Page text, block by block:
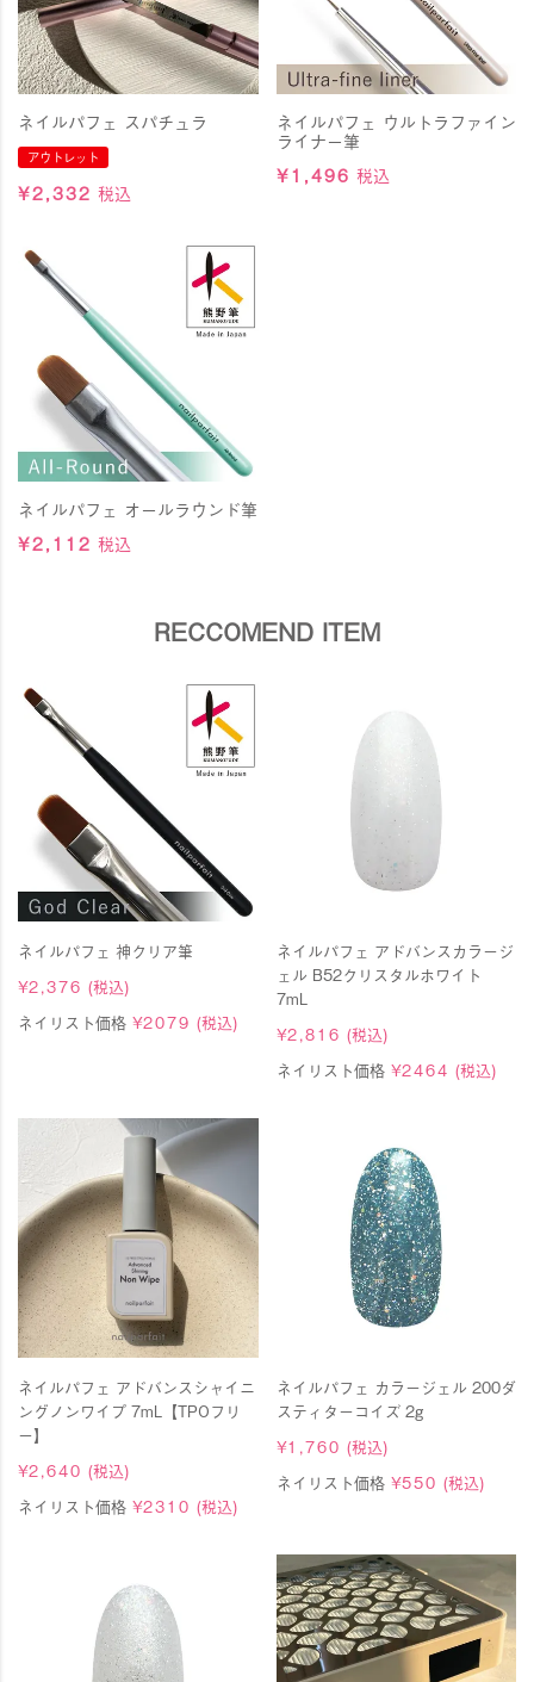
ネイルパフェ スパチュラ
アウトレット
¥2,332 税込
ネイルパフェ ウルトラファイン
ライナー筆
¥1,496 税込
ネイルパフェ オールラウンド筆
¥2,112 税込
RECCOMEND ITEM
ネイルパフェ 神クリア筆
¥2,376 (税込)
ネイリスト価格 ¥2079 (税込)
ネイルパフェ アドバンスカラージ
ェル B52クリスタルホワイト
7mL
¥2,816 (税込)
ネイリスト価格 ¥2464 (税込)
ネイルパフェ アドバンスシャイニ
ングノンワイプ 7mL【TPOフリ
ー】
¥2,640 (税込)
ネイリスト価格 ¥2310 (税込)
ネイルパフェ カラージェル 200ダ
スティターコイズ 2g
¥1,760 (税込)
ネイリスト価格 ¥550 (税込)